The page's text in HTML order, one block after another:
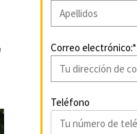
Correo electrónico:*
Teléfono